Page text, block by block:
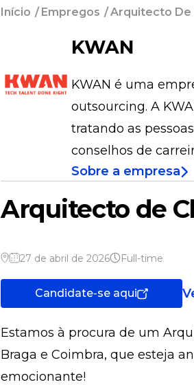
Início /Empregos /Arquitecto De
KWAN
KWAN é uma
outsourcing. A
tratando as
conselhos de
Sobre a empresa
Arquitecto de
27 de abril de 2026 Full-time
Candidate-se aqui
Estamos à procura de um
Braga e Coimbra, que esteja
emocionante!